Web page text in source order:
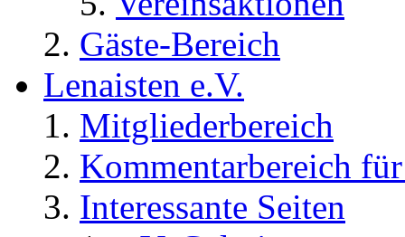
Gäste-Bereich
Lenaisten e.V.
Mitgliederbereich
Kommentarbereich
Interessante Seiten